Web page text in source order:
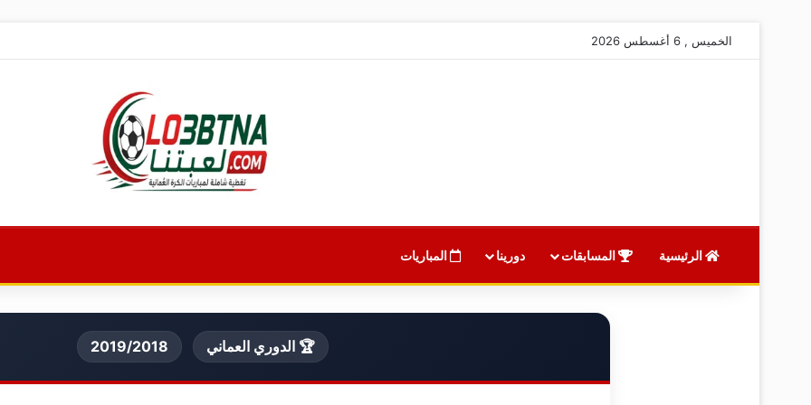
الخميس , 6 أغسطس 2026
الرئيسية المسابقات دورينا المباريات
🏆 الدوري العماني 2019/2018